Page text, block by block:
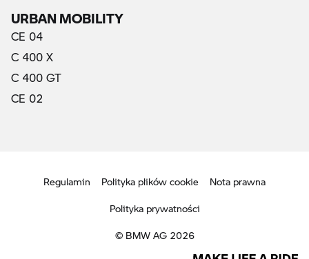
URBAN MOBILITY
CE 04
C 400 X
C 400 GT
CE 02
Regulamin Polityka plików cookie
Nota prawna
Polityka prywatności
© BMW AG 2026